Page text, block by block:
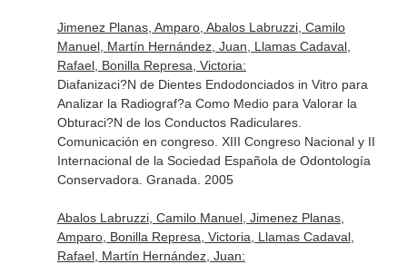
Jimenez Planas, Amparo, Abalos Labruzzi, Camilo
Manuel, Martín Hernández, Juan, Llamas Cadaval,
Rafael, Bonilla Represa, Victoria:
Diafanizaci?N de Dientes Endodonciados in Vitro para
Analizar la Radiograf?a Como Medio para Valorar la
Obturaci?N de los Conductos Radiculares.
Comunicación en congreso. XIII Congreso Nacional y II
Internacional de la Sociedad Española de Odontología
Conservadora. Granada. 2005
Abalos Labruzzi, Camilo Manuel, Jimenez Planas,
Amparo, Bonilla Represa, Victoria, Llamas Cadaval,
Rafael, Martín Hernández, Juan: